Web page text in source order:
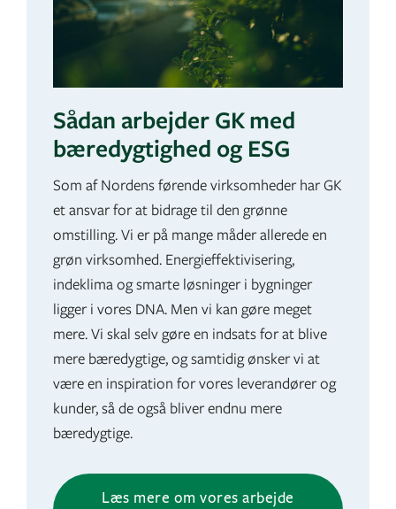
Sådan arbejder GK med
bæredygtighed og ESG
Som af Nordens førende virksomheder har GK
et ansvar for at bidrage til den grønne
omstilling. Vi er på mange måder allerede en
grøn virksomhed. Energieffektivisering,
indeklima og smarte løsninger i bygninger
ligger i vores DNA. Men vi kan gøre meget
mere. Vi skal selv gøre en indsats for at blive
mere bæredygtige, og samtidig ønsker vi at
være en inspiration for vores leverandører og
kunder, så de også bliver endnu mere
bæredygtige.
Læs mere om vores arbejde